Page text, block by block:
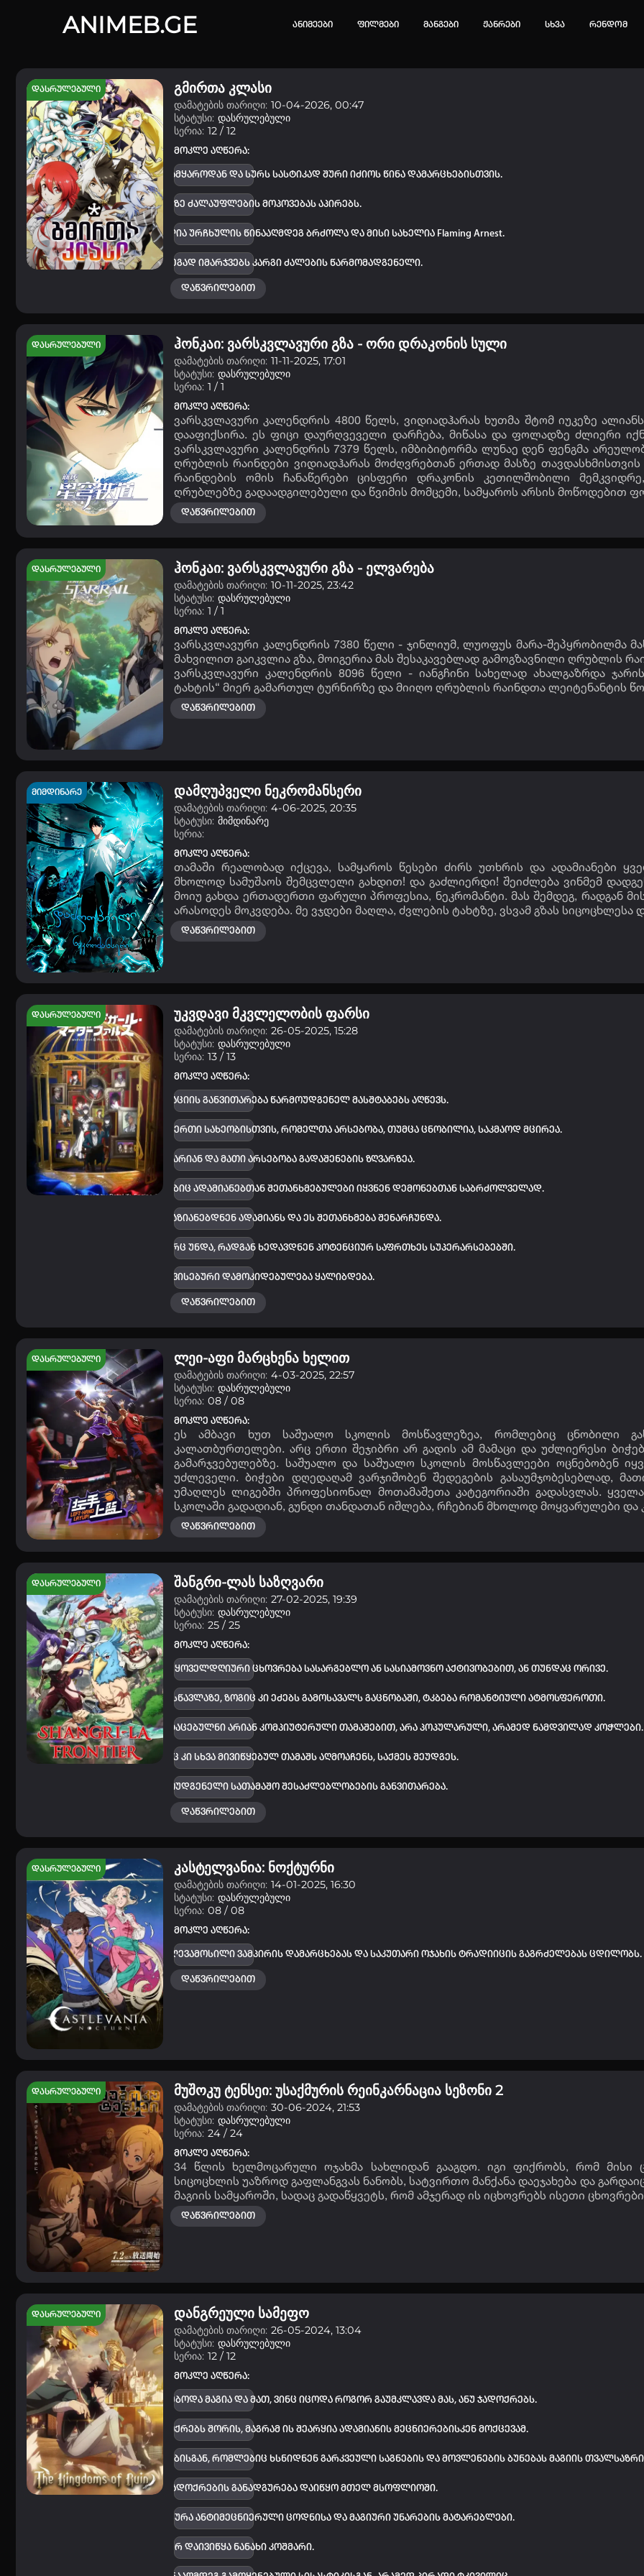
კვირის ტოპ 3 მოძებნადი სიტყვა
თქვენი ძიების ისტორია
ისტორია ცარიელია
სრული ისტორიის გასუფთავება
ავტორიზაცია
არ გაქვს ექაუნთი? დარეგისტრირდი
არ დაიმახსოვრო
შესვლა
ANIMEB.GE ანიმეები ფილმები მანგები ჟანრები სხვა რენდომ
დასრულებული გმირთა კლასი
დამატების თარიღი: 10-04-2026, 00:47
სტატუსი: დასრულებული
სერია: 12 / 12
მოკლე აღწერა:
იღვიძებს მიცვალებულთა სამყაროდან და სურს სასტიკად შური იძიოს წინა დამარცხებისთვის.
პერსონაჟი ადამიანებზე ძალაუფლების მოპოვებას აპირებს.
ერთი გმირი, რომელსაც შეუძლია ურჩხულის წინააღმდეგ ბრძოლა და მისი სახელია Flaming Arnest.
ურთულესი დაპირისპირების შედეგად იმარჯვებს კარგი ძალების წარმომადგენელი.
დაწვრილებით
დასრულებული ჰონკაი: ვარსკვლავური გზა - ორი დრაკონის სული
დამატების თარიღი: 11-11-2025, 17:01
სტატუსი: დასრულებული
სერია: 1 / 1
მოკლე აღწერა:
ვარსკვლავური კალენდრის 4800 წელს, ვიდიადჰარას ხუთმა შტომ იუკეზე
დააფიქსირა. ეს ფიცი დაურღვეველი დარჩება, მიწასა და ფოლადზე ძლიერი
ვარსკვლავური კალენდრის 7379 წელს, იმბიბიტორმა ლუნაე დენ ფენგმა
ღრუბლის რაინდები ვიდიადჰარას მოძღვრებთან ერთად მასზე
რაინდების ომის ჩანაწერები ცისფერი დრაკონის კეთილშობილი
ღრუბლებზე გადაადგილებული და წვიმის მომცემი, სამყაროს არსის მოწოდებით
დაწვრილებით
დასრულებული ჰონკაი: ვარსკვლავური გზა - ელვარება
დამატების თარიღი: 10-11-2025, 23:42
სტატუსი: დასრულებული
სერია: 1 / 1
მოკლე აღწერა:
ვარსკვლავური კალენდრის 7380 წელი - ჯინლიუმ, ლუოფუს მარა-შეპყრობილმა
მახვილით გაიკვლია გზა, მოიგერია მას შესაკავებლად გამოგზავნილი ღრუბლის
ვარსკვლავური კალენდრის 8096 წელი - იანგჩინი სახელად ახალგაზრდა
ტახტის“ მიერ გამართულ ტურნირზე და მიიღო ღრუბლის რაინდთა ლეიტენანტის
დაწვრილებით
მიმდინარე დამღუპველი ნეკრომანსერი
დამატების თარიღი: 4-06-2025, 20:35
სტატუსი: მიმდინარე
სერია:
მოკლე აღწერა:
თამაში რეალობად იქცევა, სამყაროს წესები ძირს უთხრის და ადამიანები
მხოლოდ სამუშაოს შემცვლელი გახდით! და გაძლიერდი! შეიძლება ვინმემ
მოიუ გახდა ერთადერთი ფარული პროფესია, ნეკრომანტი. მას შემდეგ, რადგან
არასოდეს მოკვდება. მე ვჯდები მაღლა, ძვლების ტახტზე, ვსვამ გზას
დაწვრილებით
დასრულებული უკვდავი მკვლელობის ფარსი
დამატების თარიღი: 26-05-2025, 15:28
სტატუსი: დასრულებული
სერია: 13 / 13
მოკლე აღწერა:
საუკუნეში კაცობრიობის ცივილიზაციის განვითარება წარმოუდგენელ მასშტაბებს აღწევს.
ადამიანისთვის, მაგრამ არა ზოგიერთი სახეობისთვის, რომელთა არსებობა, თუმცა ცნობილია, საკმაოდ მცირეა.
დაზარალებული რასა დემონები არიან და მათი არსებობა გადაშენების ზღვარზეა.
სუპერ არსებები არიან, რომლებიც ადამიანებთან შეთანხმებულები იყვნენ დემონებთან საბრძოლველად.
დებდნენ, რომ არასოდეს დააზიანებდნენ ადამიანს და ეს შეთანხმება შენარჩუნდა.
არ მოიქცნენ ისე მშვიდად, როგორც უნდა, რადგან ხედავდნენ პოტენციურ საფრთხეს სუპერარსებებში.
და ასეთი ეჭვებიდან თავისებური დამოკიდებულება ყალიბდება.
დაწვრილებით
დასრულებული ლეი-აფი მარცხენა ხელით
დამატების თარიღი: 4-03-2025, 22:57
სტატუსი: დასრულებული
სერია: 08 / 08
მოკლე აღწერა:
ეს ამბავი ხუთ საშუალო სკოლის მოსწავლეზეა, რომლებიც ცნობილი
კალათბურთელები. არც ერთი შეჯიბრი არ გადის ამ მამაცი და უძლიერესი
გამარჯვებულებზე. საშუალო და საშუალო სკოლის მოსწავლეები ოცნებობენ
უძლეველი. ბიჭები დღედაღამ ვარჯიშობენ შედეგების გასაუმჯობესებლად,
უმაღლეს ლიგებში პროფესიონალ მოთამაშეთა კატეგორიაში გადასვლას.
სკოლაში გადადიან, გუნდი თანდათან იშლება, რჩებიან მხოლოდ მოყვარულები და
დაწვრილებით
დასრულებული შანგრი-ლას საზღვარი
დამატების თარიღი: 27-02-2025, 19:39
სტატუსი: დასრულებული
სერია: 25 / 25
მოკლე აღწერა:
ცდილობენ შეავსონ თავიანთი ყოველდღიური ცხოვრება სასარგებლო ან სასიამოვნო აქტივობებით, ან თუნდაც ორივე.
ყურადღებას ამახვილებენ სწავლაზე, ზოგიც კი ეძებს გამოსავალს გაცნობაში, ტკბება რომანტიული ატმოსფეროთი.
რაკურო ჰიზუტომე, რომლებიც გატაცებულნი არიან კომპიუტერული თამაშებით, არა პოპულარული, არამედ ნამდვილად
ვერ გაუძლებს ცდუნებას, როგორც კი სხვა მივიწყებულ თამაშს აღმოაჩენს, საქმეს შეუდგეს.
ჰობიით, ბიჭმა მოახერხა წარმოუდგენელი სათამაშო შესაძლებლობების განვითარება.
დაწვრილებით
დასრულებული კასტელვანია: ნოქტურნი
დამატების თარიღი: 14-01-2025, 16:30
სტატუსი: დასრულებული
სერია: 08 / 08
მოკლე აღწერა:
მონადირე რიხტერ ბელმონი ძლევამოსილი ვამპირის დამარცხებას და საკუთარი ოჯახის ტრადიიცის გაგრძელებას ცდილობს.
დაწვრილებით
დასრულებული მუშოკუ ტენსეი: უსაქმურის რეინკარნაცია სეზონი 2
დამატების თარიღი: 30-06-2024, 21:53
სტატუსი: დასრულებული
სერია: 24 / 24
მოკლე აღწერა:
34 წლის ხელმოცარული ოჯახმა სახლიდან გააგდო. იგი ფიქრობს, რომ მისი
სიცოცხლის უაზროდ გაფლანგვას ნანობს, სატვირთო მანქანა დაეჯახება და
მაგიის სამყაროში, სადაც გადაწყვეტს, რომ ამჯერად ის იცხოვრებს ისეთი
დაწვრილებით
დასრულებული დანგრეული სამეფო
დამატების თარიღი: 26-05-2024, 13:04
სტატუსი: დასრულებული
სერია: 12 / 12
მოკლე აღწერა:
კაცობრიობას სჭირდებოდა მაგია და მათ, ვინც იცოდა როგორ გაუმკლავდა მას, ანუ ჯადოქრებს.
ადამიანებსა და ჯადოქრებს შორის, მაგრამ ის შეარყია ადამიანის მეცნიერებისკენ მოქცევამ.
აირჩია თავი დაეღწია განსჯებისგან, რომლებიც ხსნიდნენ გარკვეული საგნების და მოვლენების ბუნებას მაგიის
ყველაზე ცუდი ის არის, რომ ჯადოქრების განადგურება დაიწყო მთელ მსოფლიოში.
სისასტიკით გაანადგურა ანტიმეცნიერული ცოდნისა და მაგიური უნარების მატარებლები.
ადონისმა ვერ დაივიწყა ნანახი კოშმარი.